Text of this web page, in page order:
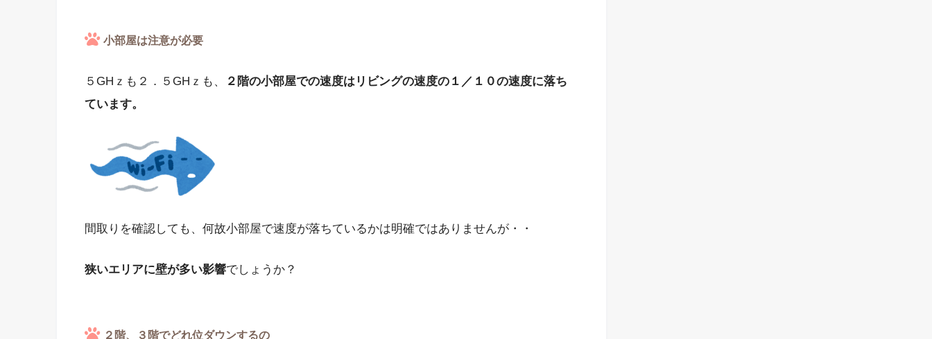
小部屋は注意が必要
５GHｚも２．５GHｚも、
２階の小部屋での速度はリビングの速度の１／１０の速度に落ち
ています。
間取りを確認しても、何故小部屋で速度が落ちているかは明確ではありませんが・・
狭いエリアに壁が多い影響でしょうか？
２階、３階でどれ位ダウンするの